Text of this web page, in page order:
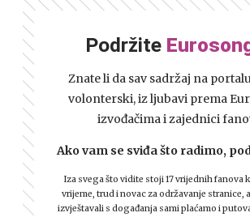
Podržite
Znate li da sav sadržaj na
volonterski, iz ljubavi prema
izvođačima i zajednici
Ako vam se sviđa što radimo,
Iza svega što vidite stoji 17 vrijednih fanova
vrijeme, trud i novac za održavanje stranice,
izvještavali s događanja sami plaćamo i